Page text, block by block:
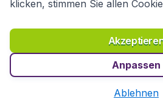
Richtlinien und Bedingungen
Datenschutzerklärung
Cookies
klicken, stimmen Sie allen
Anpassen
Ablehnen